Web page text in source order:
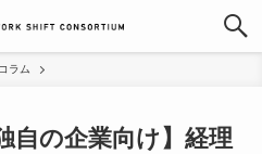
コラム
自の企業向け】経理